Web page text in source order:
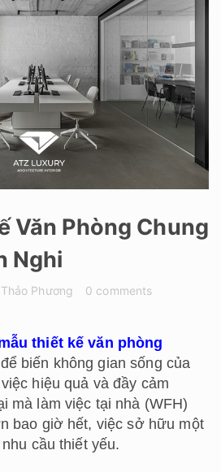
Văn Phòng Chung
Nghi
Phương 0 comments
thiết kế văn phòng
biến không gian sống của
hiệu quả và đầy cảm
mà làm việc tại nhà (WFH)
bao giờ hết, việc sở hữu một
cầu thiết yếu.